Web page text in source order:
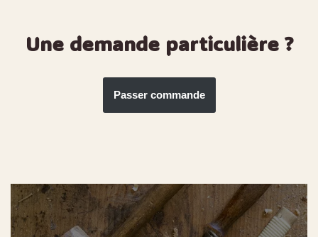
Une demande particulière ?
Passer commande